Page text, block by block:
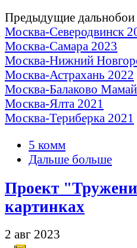
Предыдущие дальнобои
Москва-Северодвинск
Москва-Самара 2023
Москва-Нижний
Москва-Астрахань 2022
Москва-Балаково
Москва-Ялта 2021
Москва-Териберка 2021
5 комм
Дальше больше
Проект
картинках
2 авг 2023